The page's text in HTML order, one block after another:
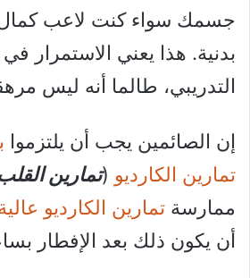
جسمك سواء كنت لاعب كمال
بدنية. هذا يعني الاستمرار
التدريبي، طالما أنه ليس
إن الصائمين يجب أن يلتزموا
تمارين الكارديو (تمارين
ممارسة تمارين الكارديو
أن يكون ذلك بعد الإفطار